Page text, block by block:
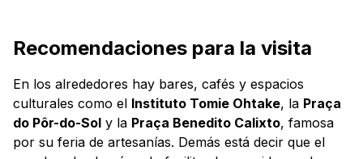
Recomendaciones para la visita
En los alrededores hay bares, cafés y espacios
culturales como el Instituto Tomie Ohtake, la Praça
do Pôr-do-Sol y la Praça Benedito Calixto, famosa
por su feria de artesanías. Demás está decir que el